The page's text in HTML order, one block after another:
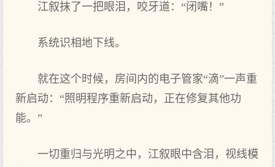
江叙抹了一把眼泪，咬牙道：“闭嘴！”
系统识相地下线。
就在这个时候，房间内的电子管家“滴”一声重
新启动：“照明程序重新启动，正在修复其他功
能。”
一切重归与光明之中，江叙眼中含泪，视线模